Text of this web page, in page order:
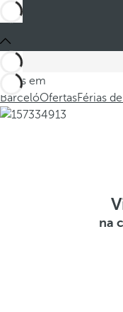
Estes em
BarcelóOfertasFérias
na